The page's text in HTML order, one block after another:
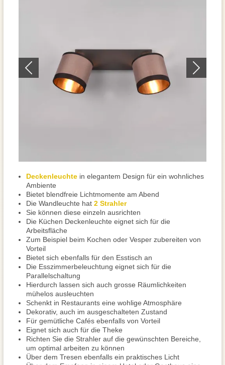
Deckenleuchte in elegantem Design für ein wohnliches
Ambiente
Bietet blendfreie Lichtmomente am Abend
Die Wandleuchte hat 2 Strahler
Sie können diese einzeln ausrichten
Die Küchen Deckenleuchte eignet sich für die
Arbeitsfläche
Zum Beispiel beim Kochen oder Vesper zubereiten von
Vorteil
Bietet sich ebenfalls für den Esstisch an
Die Esszimmerbeleuchtung eignet sich für die
Parallelschaltung
Hierdurch lassen sich auch grosse Räumlichkeiten
mühelos ausleuchten
Schenkt in Restaurants eine wohlige Atmosphäre
Dekorativ, auch im ausgeschalteten Zustand
Für gemütliche Cafés ebenfalls von Vorteil
Eignet sich auch für die Theke
Richten Sie die Strahler auf die gewünschten Bereiche,
um optimal arbeiten zu können
Über dem Tresen ebenfalls ein praktisches Licht